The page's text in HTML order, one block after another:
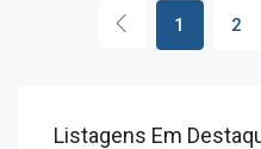
1 2
Listagens Em